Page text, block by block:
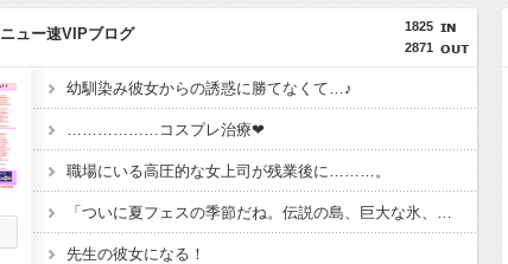
1825
2871
ニュー速VIPブログ
幼馴染み彼女からの誘惑に勝てなくて…♪
………………コスプレ治療❤
職場にいる高圧的な女上司が残業後に………。
「ついに夏フェスの季節だね。伝説の島、巨大な氷、眠る財宝……心躍る要素が目白押しだ。今から楽しみで仕方ないよ！」オーガスト『あいミス』新イベント『真夏の氷島フェス』
先生の彼女になる！